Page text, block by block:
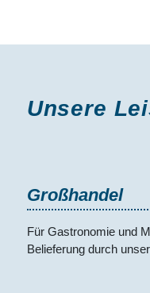
Unsere
Großhandel
Für Gastronomie und
Belieferung durch